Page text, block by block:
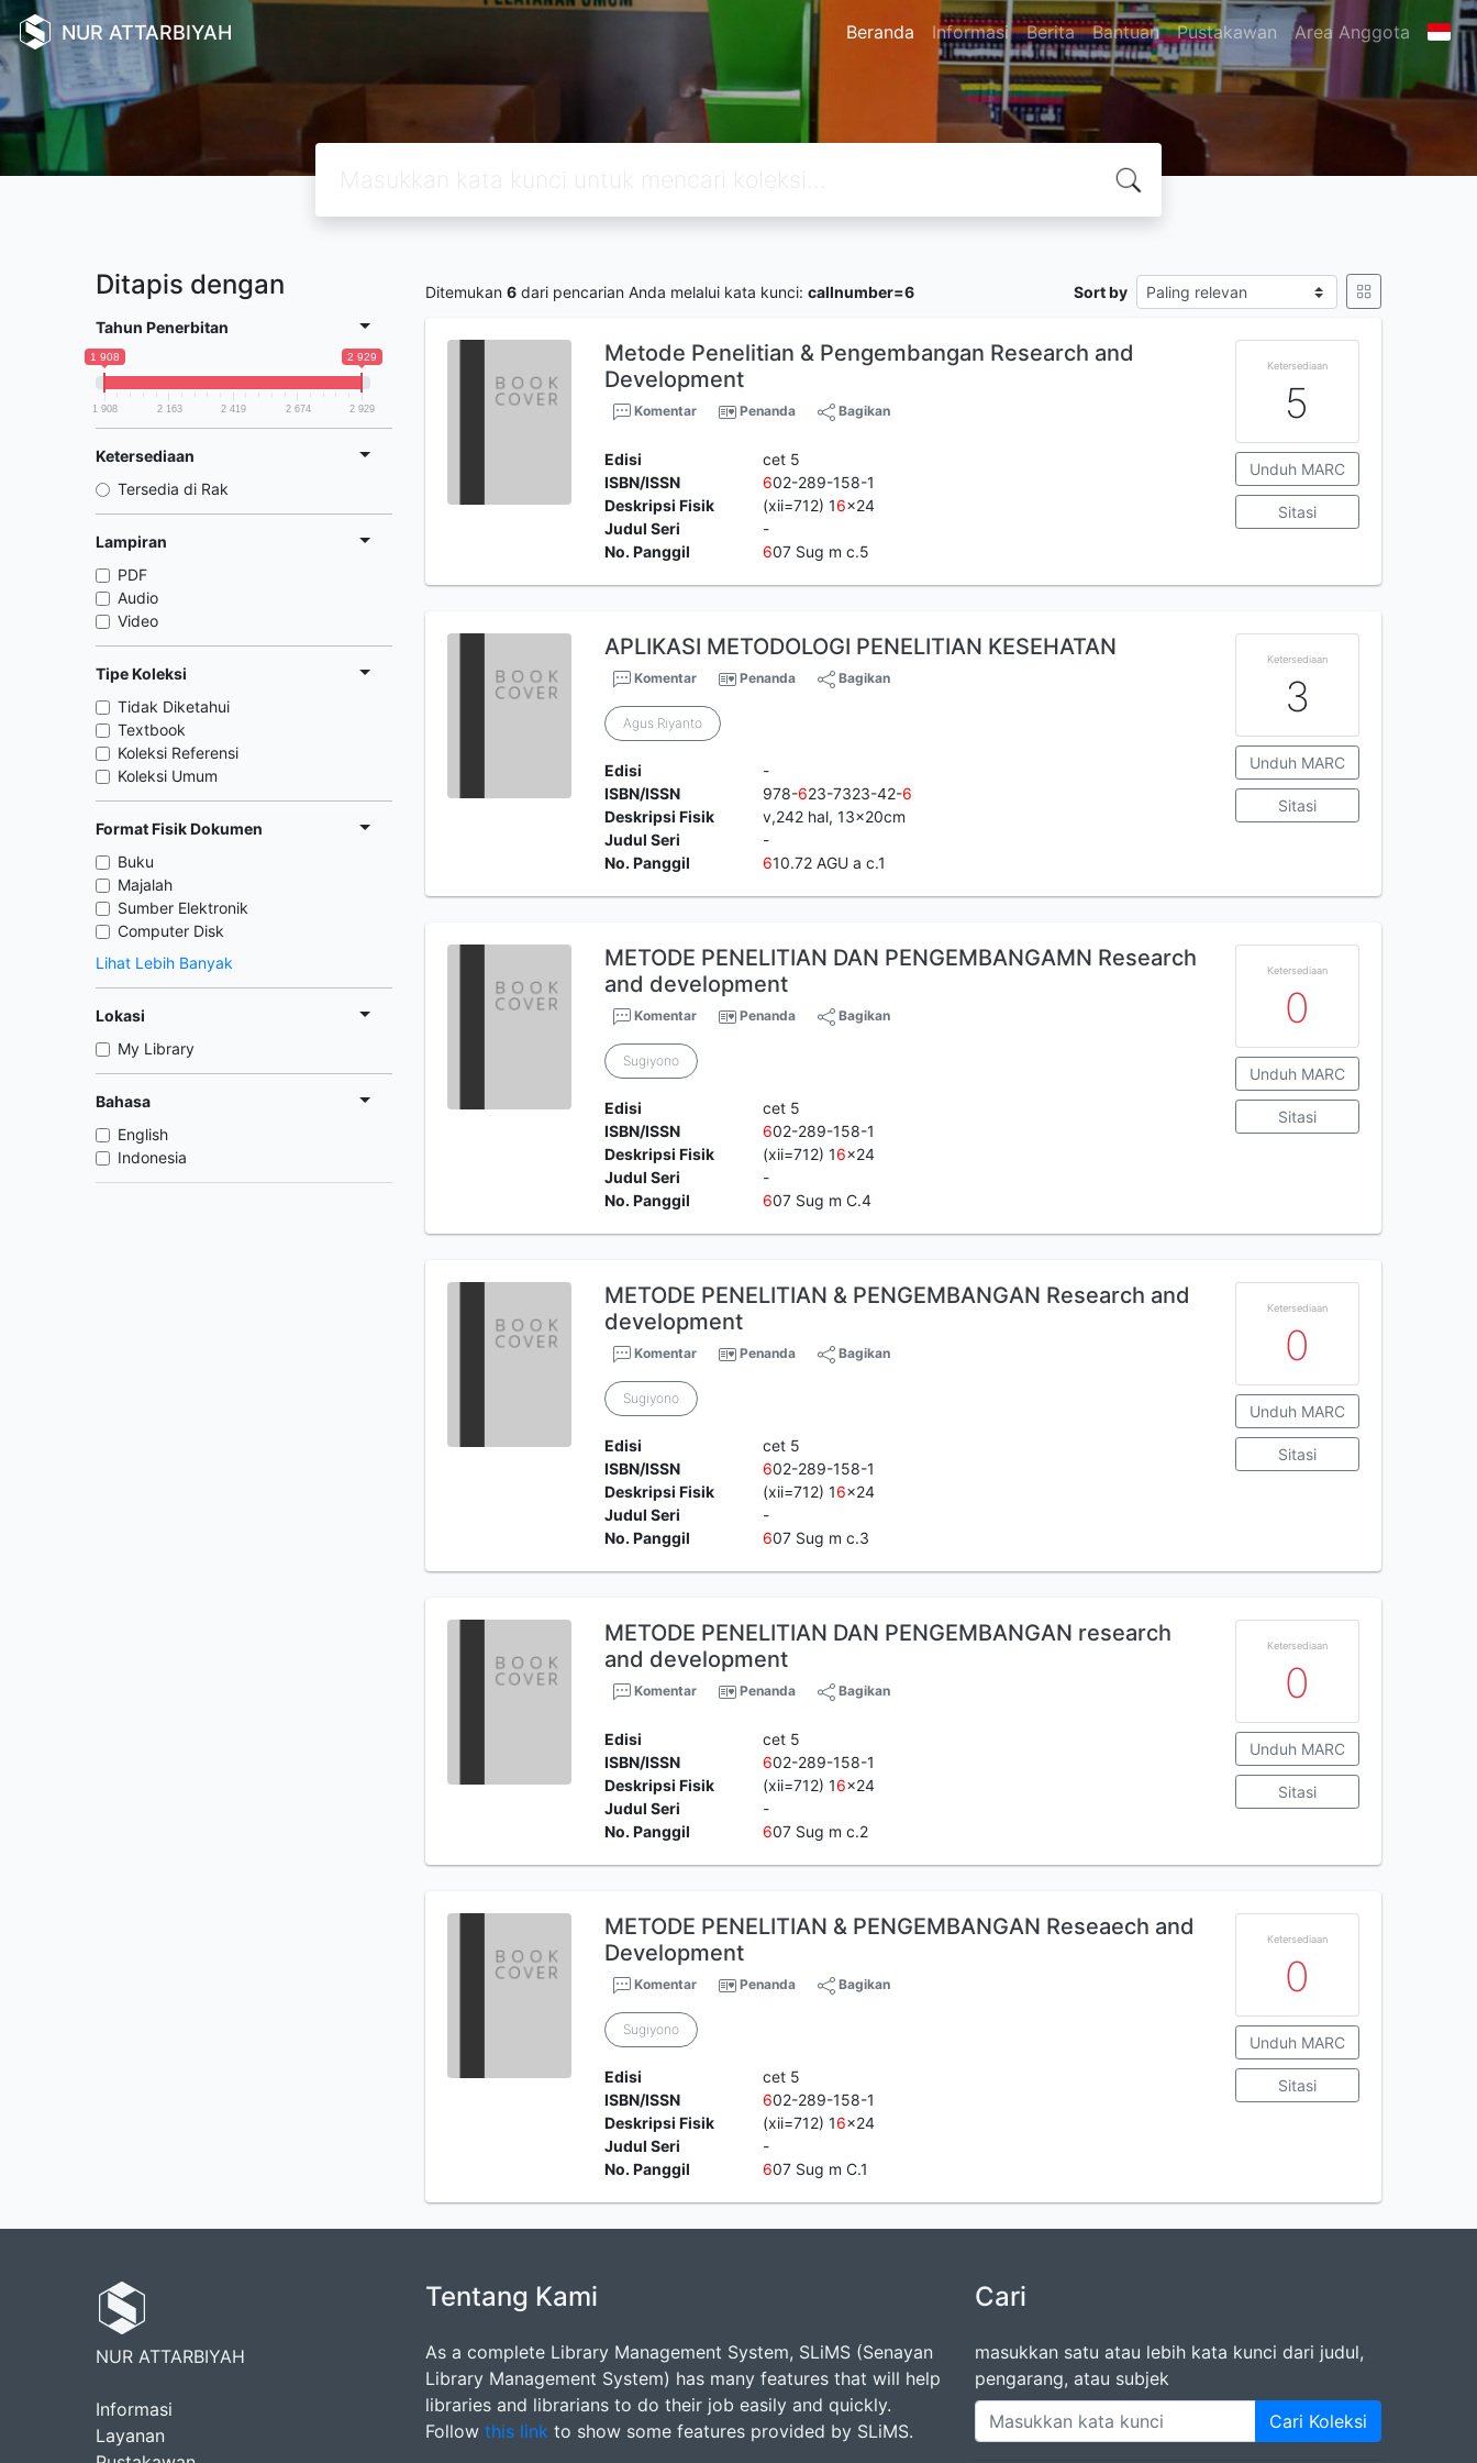
NUR ATTARBIYAH Beranda Informasi Berita Bantuan Pustakawan Area Anggota
Ditapis dengan
Tahun Penerbitan
1 908 2 929
1 908 2 163 2 419 2 674 2 929
Ketersediaan
Tersedia di Rak
Lampiran
PDF
Audio
Video
Tipe Koleksi
Tidak Diketahui
Textbook
Koleksi Referensi
Koleksi Umum
Format Fisik Dokumen
Buku
Majalah
Sumber Elektronik
Computer Disk
Lihat Lebih Banyak
Lokasi
My Library
Bahasa
English
Indonesia
Ditemukan 6 dari pencarian Anda melalui kata kunci: callnumber=6 Sort by
Metode Penelitian & Pengembangan Research and
Development
Komentar Penanda Bagikan
Edisi
cet 5
ISBN/ISSN
602-289-158-1
Deskripsi Fisik
(xii=712) 16x24
Judul Seri
-
No. Panggil
607 Sug m c.5
Ketersediaan
5
Unduh MARC
Sitasi
APLIKASI METODOLOGI PENELITIAN KESEHATAN
Komentar Penanda Bagikan
Agus Riyanto
Edisi
-
ISBN/ISSN
978-623-7323-42-6
Deskripsi Fisik
v,242 hal, 13x20cm
Judul Seri
-
No. Panggil
610.72 AGU a c.1
Ketersediaan
3
Unduh MARC
Sitasi
METODE PENELITIAN DAN PENGEMBANGAMN Research
and development
Komentar Penanda Bagikan
Sugiyono
Edisi
cet 5
ISBN/ISSN
602-289-158-1
Deskripsi Fisik
(xii=712) 16x24
Judul Seri
-
No. Panggil
607 Sug m C.4
Ketersediaan
0
Unduh MARC
Sitasi
METODE PENELITIAN & PENGEMBANGAN Research and
development
Komentar Penanda Bagikan
Sugiyono
Edisi
cet 5
ISBN/ISSN
602-289-158-1
Deskripsi Fisik
(xii=712) 16x24
Judul Seri
-
No. Panggil
607 Sug m c.3
Ketersediaan
0
Unduh MARC
Sitasi
METODE PENELITIAN DAN PENGEMBANGAN research
and development
Komentar Penanda Bagikan
Edisi
cet 5
ISBN/ISSN
602-289-158-1
Deskripsi Fisik
(xii=712) 16x24
Judul Seri
-
No. Panggil
607 Sug m c.2
Ketersediaan
0
Unduh MARC
Sitasi
METODE PENELITIAN & PENGEMBANGAN Reseaech and
Development
Komentar Penanda Bagikan
Sugiyono
Edisi
cet 5
ISBN/ISSN
602-289-158-1
Deskripsi Fisik
(xii=712) 16x24
Judul Seri
-
No. Panggil
607 Sug m C.1
Ketersediaan
0
Unduh MARC
Sitasi
NUR ATTARBIYAH
Informasi
Layanan
Tentang Kami
As a complete Library Management System, SLiMS (Senayan
Library Management System) has many features that will help
libraries and librarians to do their job easily and quickly.
Follow this link to show some features provided by SLiMS.
Cari
masukkan satu atau lebih kata kunci dari judul,
pengarang, atau subjek
Cari Koleksi